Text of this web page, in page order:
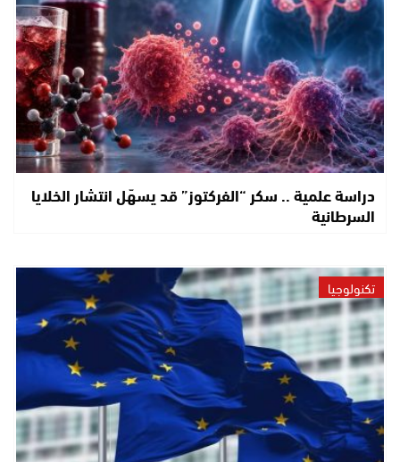
دراسة علمية .. سكر “الفركتوز” قد يسهّل انتشار الخلايا
السرطانية
تكنولوجيا